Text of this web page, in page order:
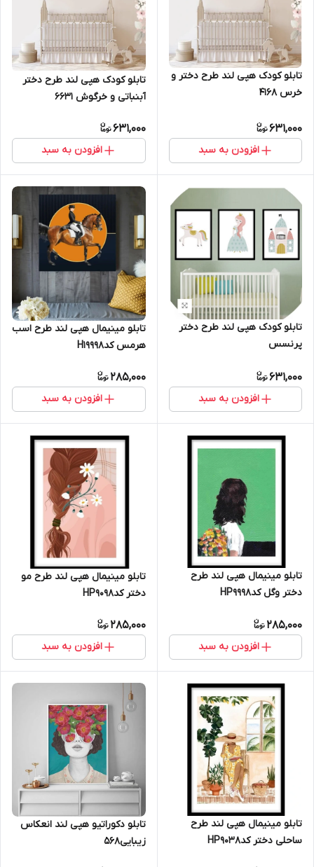
تابلو کودک هپی لند طرح دختر و
خرس 4168
631,000
افزودن به سبد
تابلو کودک هپی لند طرح دختر
آبنباتی و خرگوش ۶۶۳۱
631,000
افزودن به سبد
تابلو کودک هپی لند طرح دختر
پرنسس
631,000
افزودن به سبد
تابلو مینیمال هپی لند طرح اسب
هرمس کدH19998
285,000
افزودن به سبد
تابلو مینیمال هپی لند طرح
دختر وگل کدHP9998
285,000
افزودن به سبد
تابلو مینیمال هپی لند طرح مو
دختر کدHP9098
285,000
افزودن به سبد
تابلو مینیمال هپی لند طرح
ساحلی دختر کدHP9038
تابلو دکوراتیو هپی لند انعکاس
زیبایی568